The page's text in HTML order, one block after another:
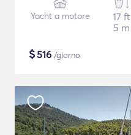
Yacht a motore
17 ft
5 m
$516 /giorno